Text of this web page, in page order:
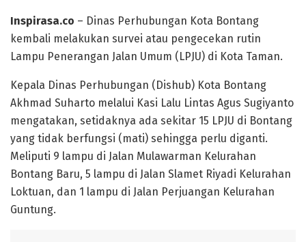
Inspirasa.co – Dinas Perhubungan Kota Bontang
kembali melakukan survei atau pengecekan rutin
Lampu Penerangan Jalan Umum (LPJU) di Kota Taman.
Kepala Dinas Perhubungan (Dishub) Kota Bontang
Akhmad Suharto melalui Kasi Lalu Lintas Agus Sugiyanto
mengatakan, setidaknya ada sekitar 15 LPJU di Bontang
yang tidak berfungsi (mati) sehingga perlu diganti.
Meliputi 9 lampu di Jalan Mulawarman Kelurahan
Bontang Baru, 5 lampu di Jalan Slamet Riyadi Kelurahan
Loktuan, dan 1 lampu di Jalan Perjuangan Kelurahan
Guntung.